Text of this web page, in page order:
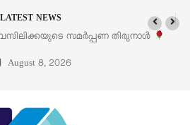
NEWS
ലൈഫ് സ്റ്റൈൽ എക്സിബിഷനും
August 8, 2026